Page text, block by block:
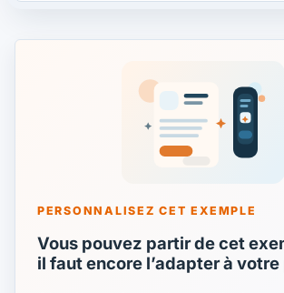
PERSONNALISEZ CET EXEMPLE
Vous pouvez partir de cet
il faut encore l’adapter à